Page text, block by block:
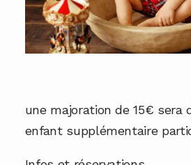
une majoration de 15€ sera
enfant supplémentaire